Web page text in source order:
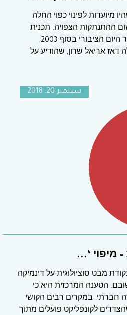
מיועדות לפינוי כפוי החלה
יישום ההתנתקות הצפויה. תכנית
ההתנתקות עלתה על סדר היום הציבורי בסוף 2003,
אריאל שרון, שהודיע על
سبتمبر 20, 2018
– מיפוי ‘...
מבט סוציולוגית על דינמיקה
הטענה המרכזית היא כי
חברתי. במקרים רבים הקושי
לקונפליקט פועלים מתוך